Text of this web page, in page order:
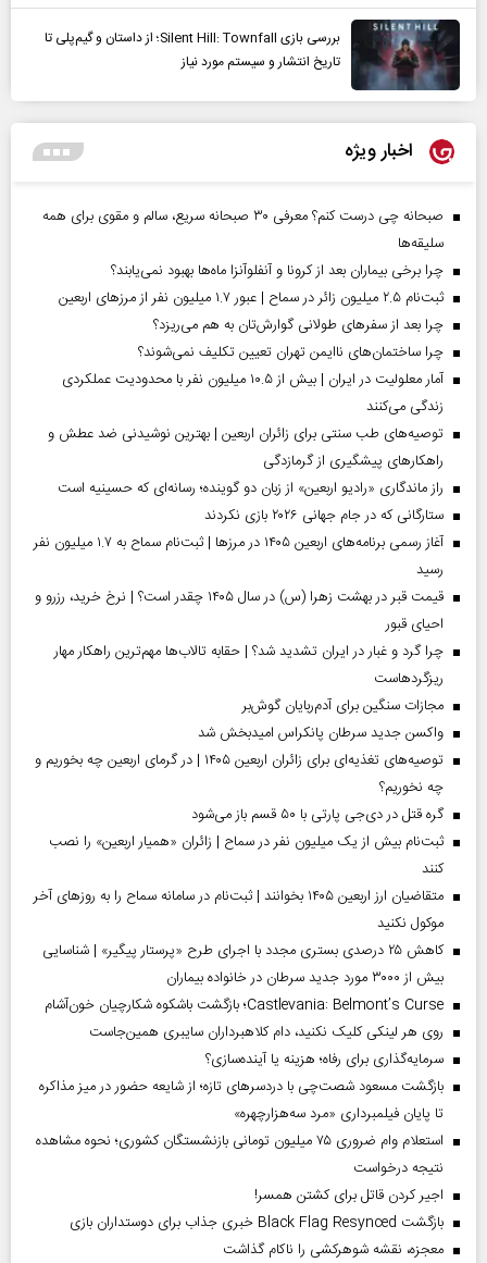
بررسی بازی Silent Hill: Townfall؛ از داستان و گیم‌پلی تا
تاریخ انتشار و سیستم مورد نیاز
اخبار ویژه
صبحانه چی درست کنم؟ معرفی ۳۰ صبحانه سریع، سالم و مقوی برای همه
سلیقه‌ها
چرا برخی بیماران بعد از کرونا و آنفلوآنزا ماه‌ها بهبود نمی‌یابند؟
ثبت‌نام ۲.۵ میلیون زائر در سماح | عبور ۱.۷ میلیون نفر از مرز‌های اربعین
چرا بعد از سفرهای طولانی گوارش‌تان به هم می‌ریزد؟
چرا ساختمان‌های ناایمن تهران تعیین تکلیف نمی‌شوند؟
آمار معلولیت در ایران | بیش از ۱۰.۵ میلیون نفر با محدودیت عملکردی
زندگی می‌کنند
توصیه‌های طب سنتی برای زائران اربعین | بهترین نوشیدنی ضد عطش و
راهکارهای پیشگیری از گرمازدگی
راز ماندگاری «رادیو اربعین» از زبان دو گوینده؛ رسانه‌ای که حسینیه است
ستارگانی که در جام جهانی ۲۰۲۶ بازی نکردند
آغاز رسمی برنامه‌های اربعین ۱۴۰۵ در مرز‌ها | ثبت‌نام سماح به ۱.۷ میلیون نفر
رسید
قیمت قبر در بهشت زهرا (س) در سال ۱۴۰۵ چقدر است؟ | نرخ خرید، رزرو و
احیای قبور
چرا گرد و غبار در ایران تشدید شد؟ | حقابه تالاب‌ها مهم‌ترین راهکار مهار
ریزگردهاست
مجازات سنگین برای آدم‌ربایان گوش‌بر
واکسن جدید سرطان پانکراس امیدبخش شد
توصیه‌های تغذیه‌ای برای زائران اربعین ۱۴۰۵ | در گرمای اربعین چه بخوریم و
چه نخوریم؟
گره قتل در دی‌جی پارتی با ۵۰ قسم باز می‌شود
ثبت‌نام بیش از یک میلیون نفر در سماح | زائران «همیار اربعین» را نصب
کنند
متقاضیان ارز اربعین ۱۴۰۵ بخوانند | ثبت‌نام در سامانه سماح را به روز‌های آخر
موکول نکنید
کاهش ۲۵ درصدی بستری مجدد با اجرای طرح «پرستار پیگیر» | شناسایی
بیش از ۳۰۰۰ مورد جدید سرطان در خانواده بیماران
Castlevania: Belmont’s Curse؛ بازگشت باشکوه شکارچیان خون‌آشام
روی هر لینکی کلیک نکنید، دام کلاهبرداران سایبری همین‌جاست
سرمایه‌گذاری برای رفاه؛ هزینه یا آینده‌سازی؟
بازگشت مسعود شصت‌چی با دردسر‌های تازه؛ از شایعه حضور در میز مذاکره
تا پایان فیلمبرداری «مرد سه‌هزارچهره»
استعلام وام ضروری ۷۵ میلیون تومانی بازنشستگان کشوری؛ نحوه مشاهده
نتیجه درخواست
اجیر کردن قاتل برای کشتن همسر!
بازگشت Black Flag Resynced خبری جذاب برای دوستداران بازی
معجزه، نقشه شوهرکشی را ناکام گذاشت